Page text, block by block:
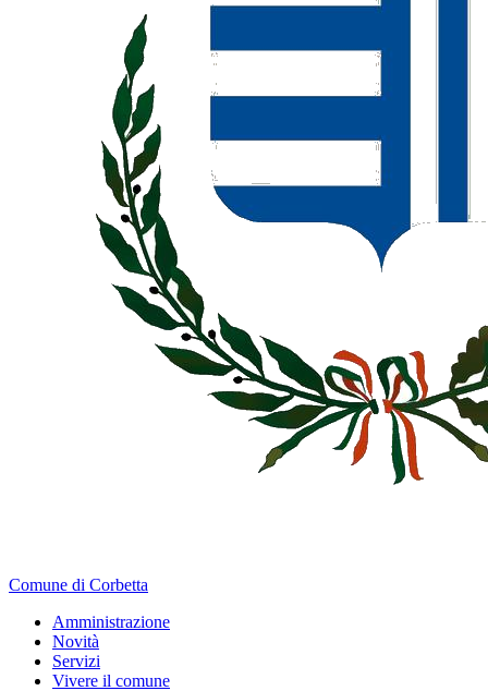
Comune di Corbetta
Amministrazione
Novità
Servizi
Vivere il comune